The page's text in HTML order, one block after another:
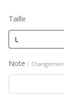
Taille
Note :